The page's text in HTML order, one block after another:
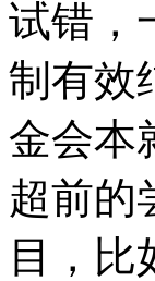
试错，
制有效
金会本
超前的
目，